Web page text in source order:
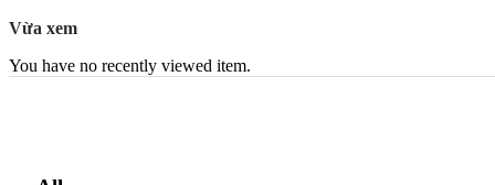
Vừa xem
You have no recently viewed item.